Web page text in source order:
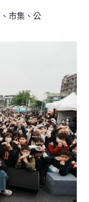
市集、公